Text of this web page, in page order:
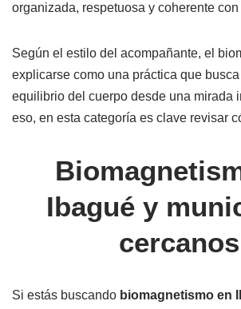
organizada, respetuosa y coherente
Según el estilo del acompañante, el
explicarse como una práctica que busca
equilibrio del cuerpo desde una mirada
eso, en esta categoría es clave revisar
Ibagué y
cercanos
Si estás buscando biomagnetismo en